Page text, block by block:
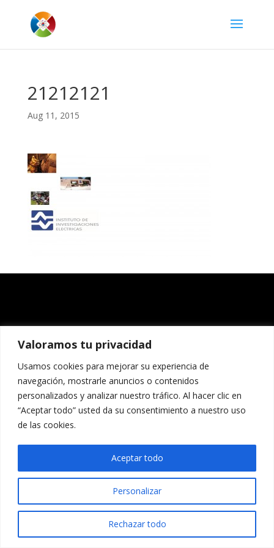
Valoramos tu privacidad
Usamos cookies para mejorar su experiencia de
navegación, mostrarle anuncios o contenidos
personalizados y analizar nuestro tráfico. Al hacer clic en
“Aceptar todo” usted da su consentimiento a nuestro uso
de las cookies.
Personalizar
Rechazar todo
Aceptar todo
21212121
Aug 11, 2015